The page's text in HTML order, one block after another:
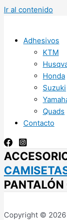
Ir al contenido
Adhesivos
KTM
Honda
Suzuki
Quads
Contacto
Copyright ©